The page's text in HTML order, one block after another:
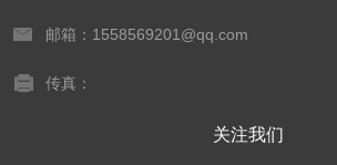
邮箱：1558569201@qq.com
传真：
关注我们